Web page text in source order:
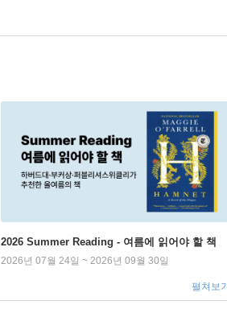
2026 Summer Reading - 여름에 읽어야 할 책
2026년 07월 24일 ~ 2026년 09월 30일
펼쳐보기